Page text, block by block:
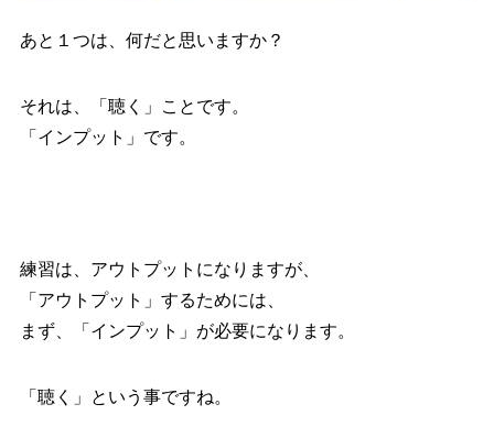
あと１つは、何だと思いますか？
それは、「聴く」ことです。
「インプット」です。
練習は、アウトプットになりますが、
「アウトプット」するためには、
まず、「インプット」が必要になります。
「聴く」という事ですね。